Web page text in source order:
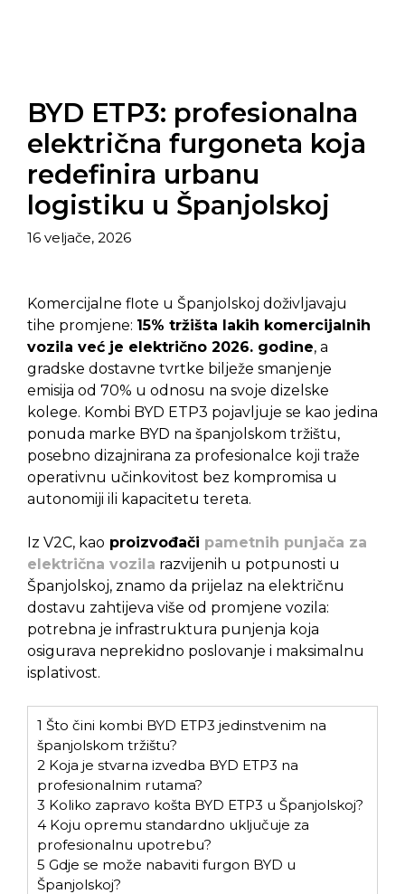
BYD ETP3: profesionalna
električna furgoneta koja
redefinira urbanu
logistiku u Španjolskoj
16 veljače, 2026
Komercijalne flote u Španjolskoj doživljavaju
tihe promjene: 15% tržišta lakih komercijalnih
vozila već je električno 2026. godine, a
gradske dostavne tvrtke bilježe smanjenje
emisija od 70% u odnosu na svoje dizelske
kolege. Kombi BYD ETP3 pojavljuje se kao jedina
ponuda marke BYD na španjolskom tržištu,
posebno dizajnirana za profesionalce koji traže
operativnu učinkovitost bez kompromisa u
autonomiji ili kapacitetu tereta.
Iz V2C, kao proizvođači pametnih punjača za
električna vozila razvijenih u potpunosti u
Španjolskoj, znamo da prijelaz na električnu
dostavu zahtijeva više od promjene vozila:
potrebna je infrastruktura punjenja koja
osigurava neprekidno poslovanje i maksimalnu
isplativost.
1 Što čini kombi BYD ETP3 jedinstvenim na
španjolskom tržištu?
2 Koja je stvarna izvedba BYD ETP3 na
profesionalnim rutama?
3 Koliko zapravo košta BYD ETP3 u Španjolskoj?
4 Koju opremu standardno uključuje za
profesionalnu upotrebu?
5 Gdje se može nabaviti furgon BYD u
Španjolskoj?